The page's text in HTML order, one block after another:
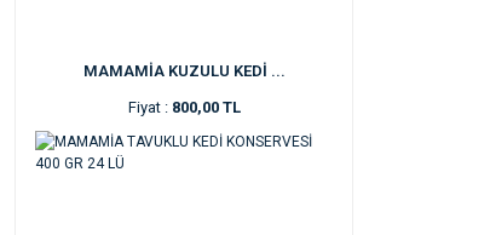
MAMAMİA KUZULU KEDİ ...
Fiyat : 800,00 TL